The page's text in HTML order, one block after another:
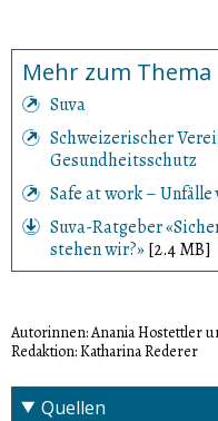
Mehr zum Thema
Suva
Schweizerischer
Gesundheitsschutz
Safe at work –
Suva-Ratgeber
stehen wir?»[2.4 MB]
Autorinnen: Anania Hostettler
Redaktion: Katharina Rederer
Quellen